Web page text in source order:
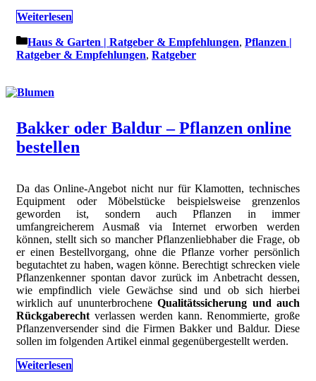
Weiterlesen
Kategorien
Haus & Garten | Ratgeber & Empfehlungen, Pflanzen |
Ratgeber & Empfehlungen, Ratgeber
Bakker oder Baldur – Pflanzen online
bestellen
Da das Online-Angebot nicht nur für Klamotten, technisches
Equipment oder Möbelstücke beispielsweise grenzenlos
geworden ist, sondern auch Pflanzen in immer
umfangreicherem Ausmaß via Internet erworben werden
können, stellt sich so mancher Pflanzenliebhaber die Frage, ob
er einen Bestellvorgang, ohne die Pflanze vorher persönlich
begutachtet zu haben, wagen könne. Berechtigt schrecken viele
Pflanzenkenner spontan davor zurück im Anbetracht dessen,
wie empfindlich viele Gewächse sind und ob sich hierbei
wirklich auf ununterbrocheneQualitätssicherung und auch
Rückgaberecht verlassen werden kann. Renommierte, große
Pflanzenversender sind die Firmen Bakker und Baldur. Diese
sollen im folgenden Artikel einmal gegenübergestellt werden.
Weiterlesen